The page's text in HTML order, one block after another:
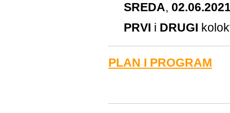
SREDA,
PRVI i DRUGI
PLAN I PROGRAM